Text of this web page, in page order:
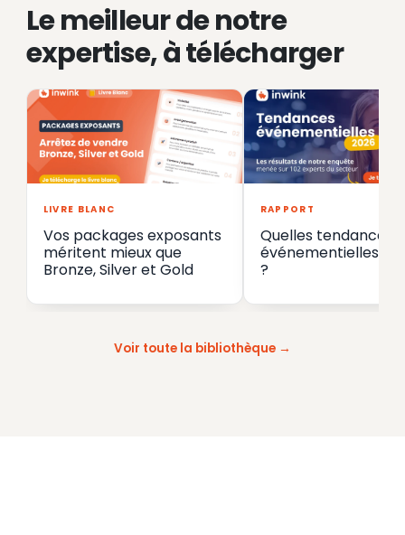
Le meilleur de notre
expertise, à télécharger
LIVRE BLANC
Vos packages exposants
méritent mieux que
Bronze, Silver et Gold
RAPPORT
Quelles tendances
événementielles en
?
Voir toute la bibliothèque